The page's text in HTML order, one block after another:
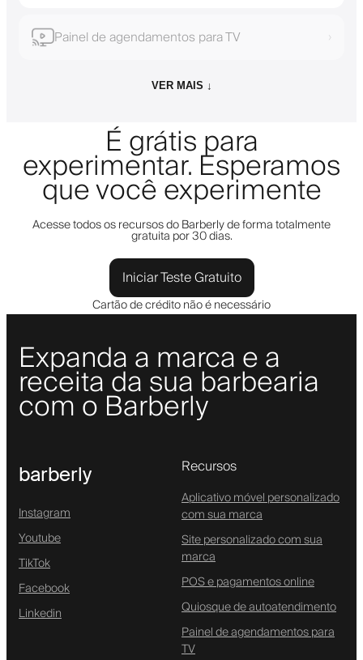
Painel de agendamentos para TV ›
VER MAIS ↓
É grátis para
experimentar. Esperamos
que você experimente
Acesse todos os recursos do Barberly de forma totalmente
gratuita por 30 dias.
Iniciar Teste Gratuito
Cartão de crédito não é necessário
Expanda a marca e a
receita da sua barbearia
com o Barberly
barberly
Instagram
Youtube
TikTok
Facebook
Linkedin
Recursos
Aplicativo móvel personalizado
com sua marca
Site personalizado com sua
marca
POS e pagamentos online
Quiosque de autoatendimento
Painel de agendamentos para
TV